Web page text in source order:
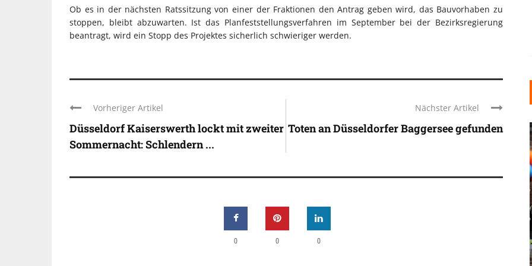
Ob es in der nächsten Ratssitzung von einer der Fraktionen den Antrag geben wird, das Bauvorhaben zu
stoppen, bleibt abzuwarten. Ist das Planfeststellungsverfahren im September bei der Bezirksregierung
beantragt, wird ein Stopp des Projektes sicherlich schwieriger werden.
Vorheriger Artikel
Düsseldorf Kaiserswerth lockt mit zweiter
Sommernacht: Schlendern ...
Nächster Artikel
Toten an Düsseldorfer Baggersee gefunden
0 0 0